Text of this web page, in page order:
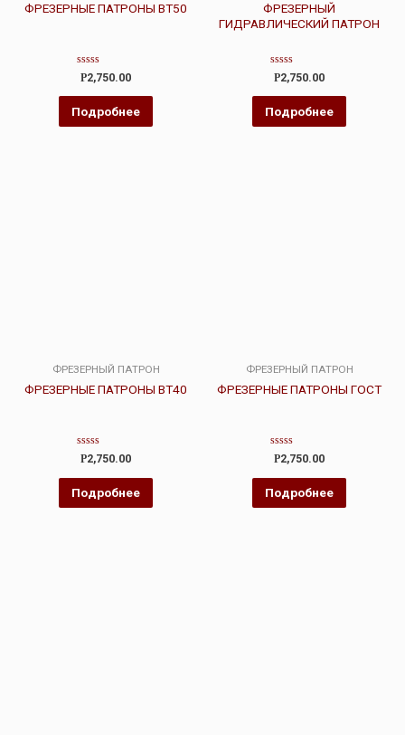
ФРЕЗЕРНЫЕ ПАТРОНЫ BT50
Оценка
0
из
Р2,750.00
Подробнее
ФРЕЗЕРНЫЙ
ГИДРАВЛИЧЕСКИЙ ПАТРОН
Оценка
0
из
Р2,750.00
Подробнее
ФРЕЗЕРНЫЙ ПАТРОН
ФРЕЗЕРНЫЕ ПАТРОНЫ BT40
Оценка
0
из
Р2,750.00
Подробнее
ФРЕЗЕРНЫЙ ПАТРОН
ФРЕЗЕРНЫЕ ПАТРОНЫ ГОСТ
Оценка
0
из
Р2,750.00
Подробнее